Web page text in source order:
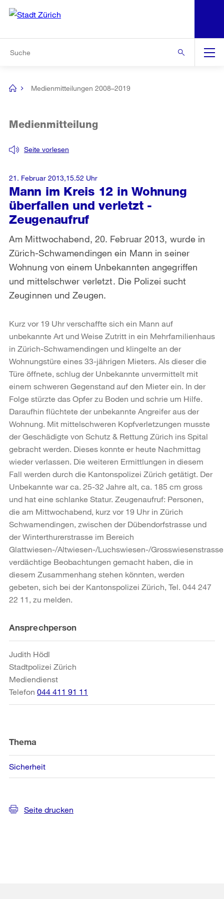
Navigation
[no
Medienmitteilungen 2008–2019
Mann im Kreis 12 in Wohnung
überfallen und verletzt -
Zeugenaufruf
Seite vorlesen
Medienmitteilung
Am Mittwochabend, 20. Februar 2013, wurde in
Zürich-Schwamendingen ein Mann in seiner
Wohnung von einem Unbekannten angegriffen
und mittelschwer verletzt. Die Polizei sucht
Zeuginnen und Zeugen.
21. Februar 2013,15.52 Uhr
Kurz vor 19 Uhr verschaffte sich ein Mann auf
unbekannte Art und Weise Zutritt in ein Mehrfamilienhaus
in Zürich-Schwamendingen und klingelte an der
Wohnungstüre eines 33-jährigen Mieters. Als dieser die
Türe öffnete, schlug der Unbekannte unvermittelt mit
einem schweren Gegenstand auf den Mieter ein. In der
Folge stürzte das Opfer zu Boden und schrie um Hilfe.
Daraufhin flüchtete der unbekannte Angreifer aus der
Wohnung. Mit mittelschweren Kopfverletzungen musste
der Geschädigte von Schutz & Rettung Zürich ins Spital
gebracht werden. Dieses konnte er heute Nachmittag
wieder verlassen. Die weiteren Ermittlungen in diesem
Fall werden durch die Kantonspolizei Zürich getätigt. Der
Unbekannte war ca. 25-32 Jahre alt, ca. 185 cm gross
und hat eine schlanke Statur. Zeugenaufruf: Personen,
die am Mittwochabend, kurz vor 19 Uhr in Zürich
Schwamendingen, zwischen der Dübendorfstrasse und
der Winterthurerstrasse im Bereich
Glattwiesen-/Altwiesen-/Luchswiesen-/
verdächtige Beobachtungen gemacht haben, die in
diesem Zusammenhang stehen könnten, werden
gebeten, sich bei der Kantonspolizei Zürich, Tel. 044 247
22 11, zu melden.
Weitere
Informationen
Ansprechperson
Judith Hödl
Stadtpolizei Zürich
Mediendienst
Telefon 044 411 91 11
Thema
Sicherheit
Seite drucken